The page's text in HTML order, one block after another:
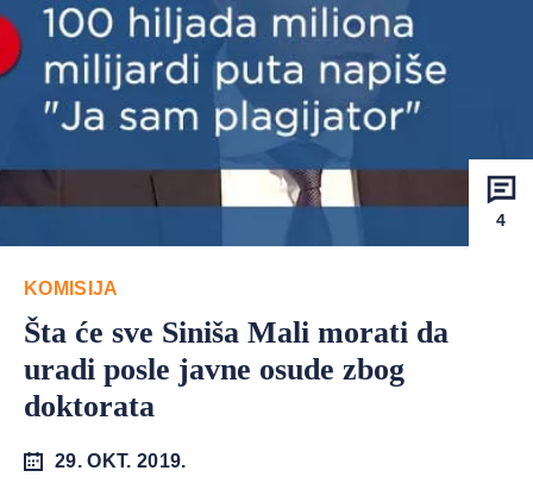
4
KOMISIJA
Šta će sve Siniša Mali morati da
uradi posle javne osude zbog
doktorata
29. OKT. 2019.